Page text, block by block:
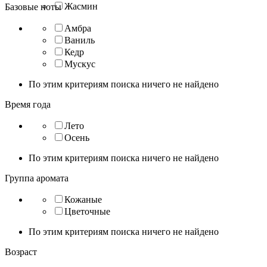
Жасмин
Базовые ноты
Амбра
Ваниль
Кедр
Мускус
По этим критериям поиска ничего не найдено
Время года
Лето
Осень
По этим критериям поиска ничего не найдено
Группа аромата
Кожаные
Цветочные
По этим критериям поиска ничего не найдено
Возраст